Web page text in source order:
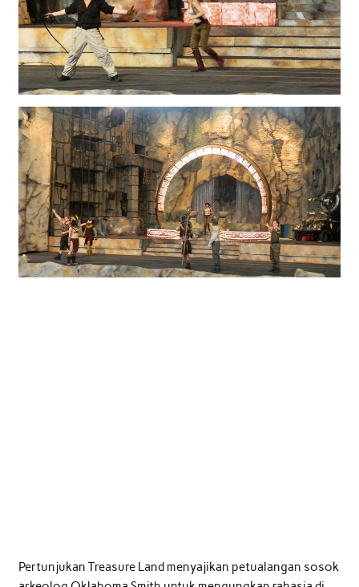
Pertunjukan Treasure Land menyajikan petualangan sosok